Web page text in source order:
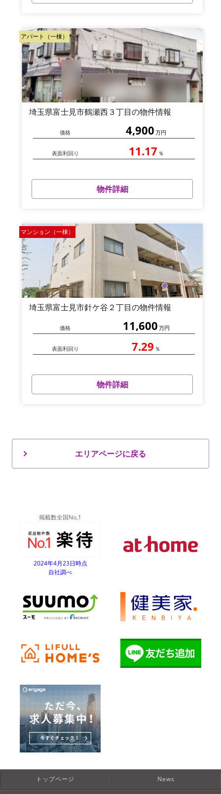
アパート（一棟）
埼玉県富士見市鶴瀬西３丁目の物件情報
価格 4,900 万円
表面利回り 11.17 ％
物件詳細
マンション（一棟）
埼玉県富士見市針ケ谷２丁目の物件情報
価格 11,600 万円
表面利回り 7.29 ％
物件詳細
エリアページに戻る
掲載数全国No,1
2024年4月23日時点
自社調べ
トップページ News